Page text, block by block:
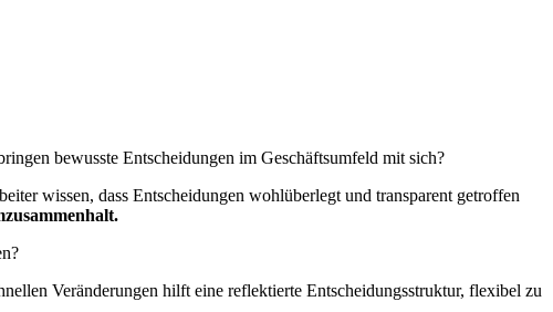
bewusste Entscheidungen im Geschäftsumfeld mit sich?
wissen, dass Entscheidungen wohlüberlegt und transparent getroffen
Veränderungen hilft eine reflektierte Entscheidungsstruktur, flexibel zu